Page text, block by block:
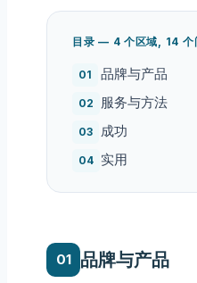
目录 — 4 个区域, 14 个
品牌与产品
服务与方法
成功
实用
品牌与产品